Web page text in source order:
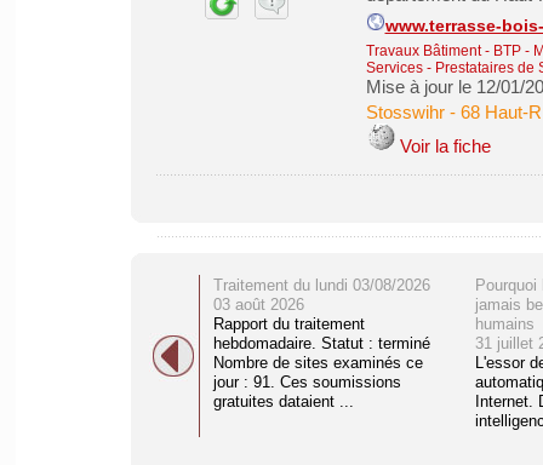
www.terrasse-
Travaux Bâtiment - BTP -
Services - Prestataires de
Mise à jour le 12/01/
Stosswihr- 68 Haut-
Voir la fiche
Traitement du lundi 03/08/2026
03 août 2026
Rapport du traitement
hebdomadaire. Statut : terminé
Nombre de sites examinés ce
jour : 91. Ces soumissions
gratuites dataient ...
jamais
humains
31 juillet
L'essor
Internet.